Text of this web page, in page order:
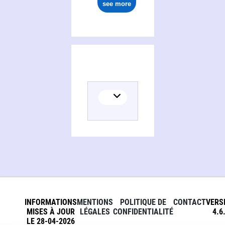
see more
INFORMATIONS
MISES À JOUR
LE 28-04-2026
MENTIONS
LÉGALES
POLITIQUE DE
CONFIDENTIALITÉ
CONTACT